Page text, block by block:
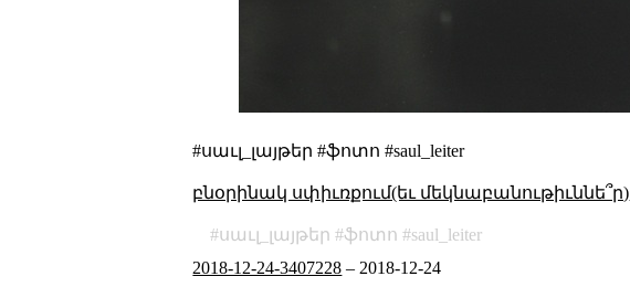
#սաւլ_լայթեր #ֆոտո #saul_leiter
բնօրինակ սփիւռքում(եւ մեկնաբանութիւննե՞ր)
սաւլ_լայթեր ֆոտո
saul_leiter
2018-12-24-3407228 – 2018-12-24